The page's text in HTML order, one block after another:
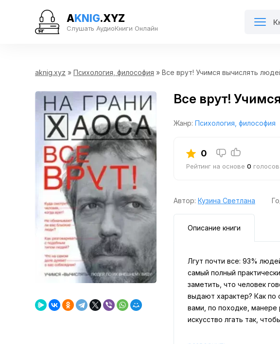
AKNIG.XYZ
Слушать АудиоКниги Онлайн
aknig.xyz » Психология, философия » Все врут! Учимся вычислять
Все врут!
Жанр: Психология, философия
0
Рейтинг на основе 0 голосов
Автор: Кузина Светлана
Описание книги
Лгут почти все: 93%
самый полный
заметить, что человек
выдают характер? Как по
вами, по походке,
искусство лгать так,